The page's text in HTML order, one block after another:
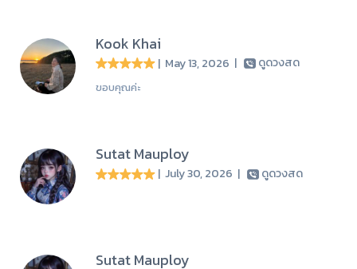
Kook Khai
| May 13, 2026 | ดูดวงสด
ขอบคุณค่ะ
Sutat Mauploy
| July 30, 2026 | ดูดวงสด
Sutat Mauploy